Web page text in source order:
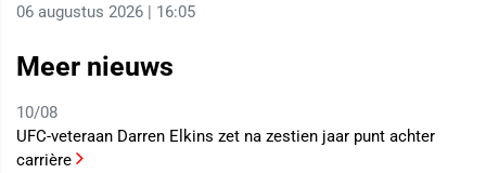
06 augustus 2026 | 16:05
Meer nieuws
10/08
UFC-veteraan Darren Elkins zet na zestien jaar punt achter
carrière